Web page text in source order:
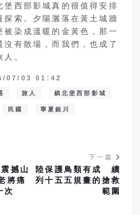
堡西部影城真的很值得安排
探索。夕陽灑落在黃土城牆
被染成溫暖的金黃色，那一
沒有散場，而我們，也成了
。
07/03 01:42
旅人 鎮北堡西部影城
民國 寧夏銀川
撼山
將痛
次
下一篇
陸保護鳥類有成 續
列十五五規畫的搶救
範圍